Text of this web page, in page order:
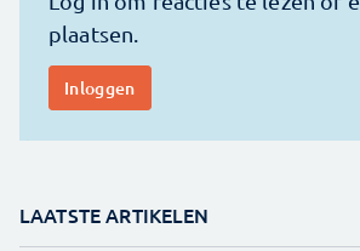
LAATSTE ARTIKELEN